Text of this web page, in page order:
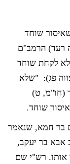
שוחד
רעד) הרמב"ם
לקחת שוחד
פג): "שלא
(חו"מ, ט)
שוחד.
בר חמא, שנאמר
אבא בר יעקב,
אותו. רש"י שם